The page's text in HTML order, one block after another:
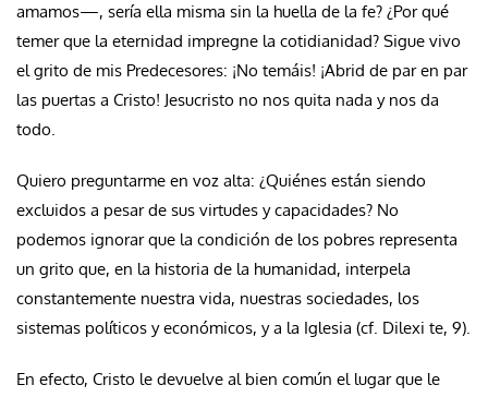
amamos—, sería ella misma sin la huella de la fe? ¿Por qué
temer que la eternidad impregne la cotidianidad? Sigue vivo
el grito de mis Predecesores: ¡No temáis! ¡Abrid de par en par
las puertas a Cristo! Jesucristo no nos quita nada y nos da
todo.
Quiero preguntarme en voz alta: ¿Quiénes están siendo
excluidos a pesar de sus virtudes y capacidades? No
podemos ignorar que la condición de los pobres representa
un grito que, en la historia de la humanidad, interpela
constantemente nuestra vida, nuestras sociedades, los
sistemas políticos y económicos, y a la Iglesia (cf. Dilexi te, 9).
En efecto, Cristo le devuelve al bien común el lugar que le